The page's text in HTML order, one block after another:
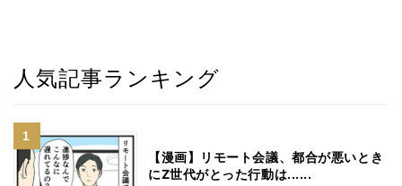
人気記事ランキング
【漫画】リモート会議、都合が悪いとき
にZ世代がとった行動は......